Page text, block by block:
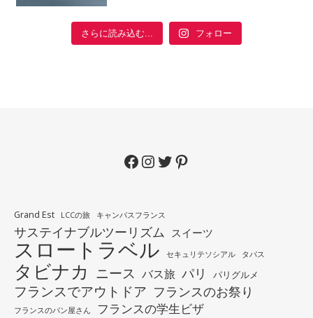
さらに読み込む... フォロー
Facebook
Instagram
Twitter
Pinterest
Grand Est LCCの旅 キャンパスフランス
サステイナブルツーリズム スイーツ
スロートラベル セキュリテソシアル タパス
タビナカ ニース バス旅 パリ パリグルメ
フランスでアウトドア フランスのお祭り
フランスのパン屋さん フランスの学生ビザ